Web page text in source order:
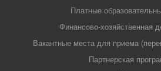
Платные
Финансово-хозяйственная
Вакантные места для приема
Партнерская